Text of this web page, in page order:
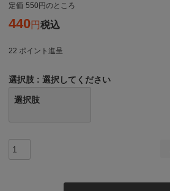
定価 550 のところ
440 税込
22 ポイント進呈
選択肢 選択してください
選択肢